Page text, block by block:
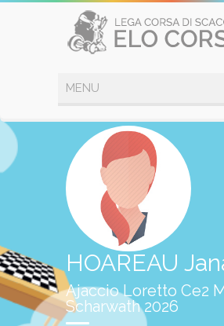
HOAREAU
Ajaccio Loretto Ce2
Scharwath 2026